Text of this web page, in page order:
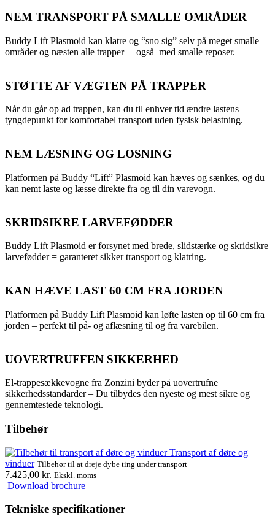
NEM TRANSPORT PÅ SMALLE OMRÅDER
Buddy Lift Plasmoid kan klatre og “sno sig” selv på meget smalle
områder og næsten alle trapper – også med smalle reposer.
STØTTE AF VÆGTEN PÅ TRAPPER
Når du går op ad trappen, kan du til enhver tid ændre lastens
tyngdepunkt for komfortabel transport uden fysisk belastning.
NEM LÆSNING OG LOSNING
Platformen på Buddy “Lift” Plasmoid kan hæves og sænkes, og du
kan nemt laste og læsse direkte fra og til din varevogn.
SKRIDSIKRE LARVEFØDDER
Buddy Lift Plasmoid er forsynet med brede, slidstærke og skridsikre
larvefødder = garanteret sikker transport og klatring.
KAN HÆVE LAST 60 CM FRA JORDEN
Platformen på Buddy Lift Plasmoid kan løfte lasten op til 60 cm fra
jorden – perfekt til på- og aflæsning til og fra varebilen.
UOVERTRUFFEN SIKKERHED
El-trappesækkevogne fra Zonzini byder på uovertrufne
sikkerhedsstandarder – Du tilbydes den nyeste og mest sikre og
gennemtestede teknologi.
Tilbehør
Transport af døre og
vinduer Tilbehør til at dreje dybe ting under transport
7.425,00 kr. Ekskl. moms
Download brochure
Tekniske specifikationer